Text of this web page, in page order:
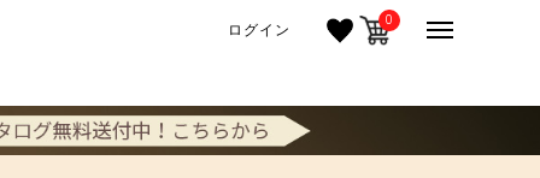
ログイン 0